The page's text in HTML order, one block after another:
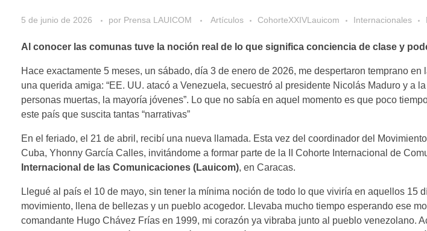
5 de junio de 2026 por Prensa LAUICOM Artículos CohorteXXIVLauicom Internacionales
Al conocer las comunas tuve la noción real de lo que significa conciencia de clase y
Hace exactamente 5 meses, un sábado, día 3 de enero de 2026, me despertaron temprano
una querida amiga: “EE. UU. atacó a Venezuela, secuestró al presidente Nicolás Maduro y a
personas muertas, la mayoría jóvenes”. Lo que no sabía en aquel momento es que poco
este país que suscita tantas “narrativas”
En el feriado, el 21 de abril, recibí una nueva llamada. Esta vez del coordinador del
Cuba, Yhonny García Calles, invitándome a formar parte de la II Cohorte Internacional de
Internacional de las Comunicaciones (Lauicom), en Caracas.
Llegué al país el 10 de mayo, sin tener la mínima noción de todo lo que viviría en aquellos 15
movimiento, llena de bellezas y un pueblo acogedor. Llevaba mucho tiempo esperando ese
comandante Hugo Chávez Frías en 1999, mi corazón ya vibraba junto al pueblo venezolano.